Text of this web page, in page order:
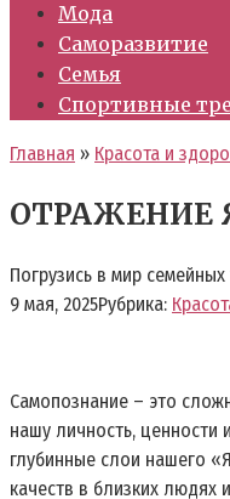
Мода
Саморазвитие
Семья
Спортивные
Главная » Красота и
ОТРАЖЕНИЕ
Погрузись в мир
9 мая, 2025Рубрика:
Самопознание – это
нашу личность, ценности
глубинные слои нашего
качеств в близких людях